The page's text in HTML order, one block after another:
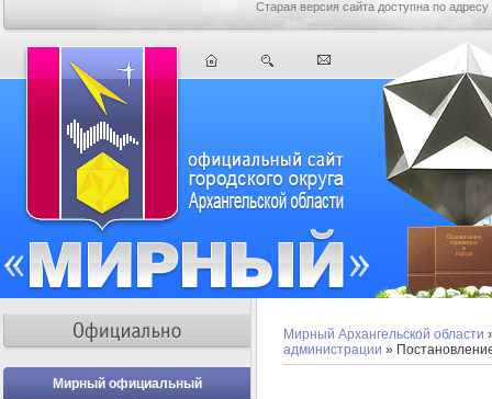
Старая версия сайта доступна по адресу
Мирный официальный
Мирный Архангельской области
администрации »